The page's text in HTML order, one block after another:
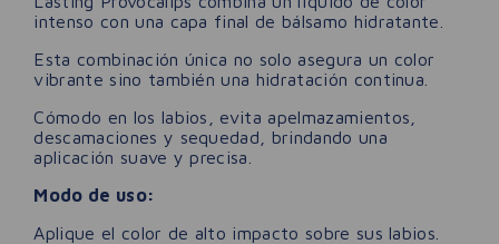
intenso con una capa final de bálsamo hidratante.
Esta combinación única no solo asegura un color
vibrante sino también una hidratación continua.
Cómodo en los labios, evita apelmazamientos,
descamaciones y sequedad, brindando una
aplicación suave y precisa.
Modo de uso:
Aplique el color de alto impacto sobre sus labios.